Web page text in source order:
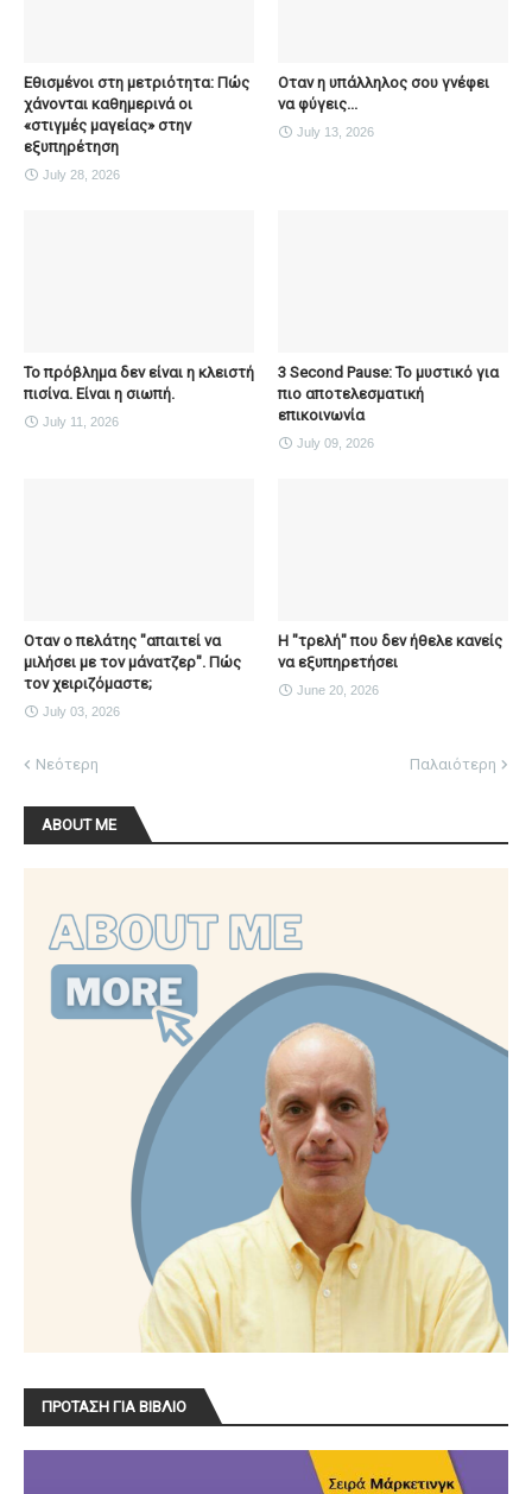
Εθισμένοι στη μετριότητα: Πώς
χάνονται καθημερινά οι
«στιγμές μαγείας» στην
εξυπηρέτηση
July 28, 2026
Οταν η υπάλληλος σου γνέφει
να φύγεις...
July 13, 2026
Το πρόβλημα δεν είναι η κλειστή
πισίνα. Είναι η σιωπή.
July 11, 2026
3 Second Pause: Το μυστικό για
πιο αποτελεσματική
επικοινωνία
July 09, 2026
Οταν ο πελάτης "απαιτεί να
μιλήσει με τον μάνατζερ". Πώς
τον χειριζόμαστε;
July 03, 2026
H "τρελή" που δεν ήθελε κανείς
να εξυπηρετήσει
June 20, 2026
Νεότερη Παλαιότερη
ABOUT ME
ΠΡΟΤΑΣΗ ΓΙΑ ΒΙΒΛΙΟ